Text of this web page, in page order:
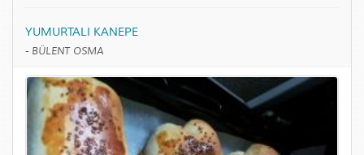
YUMURTALI KANEPE
- BÜLENT OSMA